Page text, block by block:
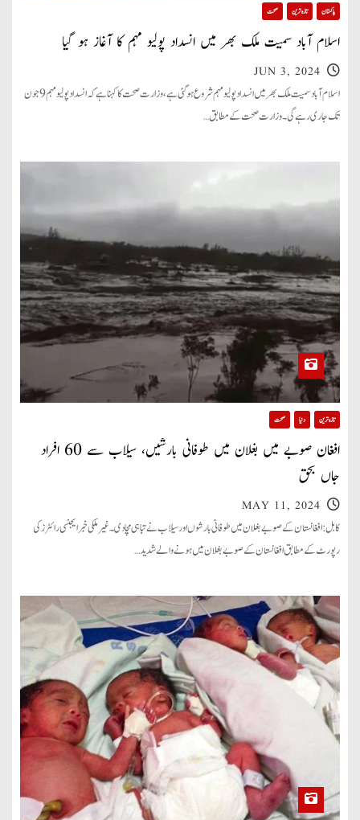
پاکستان تازہ ترین صحت
اسلام آباد سمیت ملک بھر میں انسداد پولیو مہم کا آغاز ہو گیا
JUN 3, 2024
اسلام آباد سمیت ملک بھر میں انسداد پولیو مہم شروع ہو گئی ہے، وزارت صحت کا کہنا ہے کہ انسدادپولیو مہم 9جون
تک جاری رہے گی۔ وزارت صحت کے مطابق…
تازہ ترین دنیا صحت
افغان صوبے میں بغلان میں طوفانی بارشیں، سیلاب سے 60 افراد
جاں بحق
MAY 11, 2024
کابل: افغانستان کے صوبے بغلان میں طوفانی بارشوں اور سیلاب نے تباہی مچا دی۔ غیر ملکی خبرایجنسی رائٹرز کی
رپورٹ کے مطابق افغانستان کے صوبے بغلان میں ہونے والے شدید…